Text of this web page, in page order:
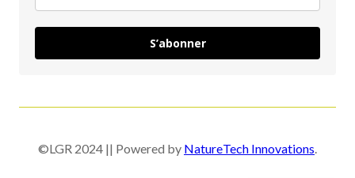
S’abonner
©LGR 2024 || Powered by NatureTech Innovations